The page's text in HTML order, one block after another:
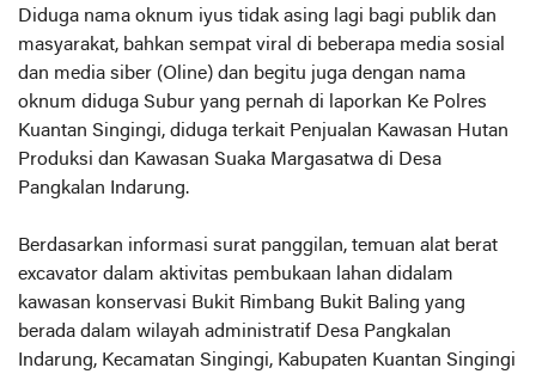
Diduga nama oknum iyus tidak asing lagi bagi publik dan
masyarakat, bahkan sempat viral di beberapa media sosial
dan media siber (Oline) dan begitu juga dengan nama
oknum diduga Subur yang pernah di laporkan Ke Polres
Kuantan Singingi, diduga terkait Penjualan Kawasan Hutan
Produksi dan Kawasan Suaka Margasatwa di Desa
Pangkalan Indarung.
Berdasarkan informasi surat panggilan, temuan alat berat
excavator dalam aktivitas pembukaan lahan didalam
kawasan konservasi Bukit Rimbang Bukit Baling yang
berada dalam wilayah administratif Desa Pangkalan
Indarung, Kecamatan Singingi, Kabupaten Kuantan Singingi